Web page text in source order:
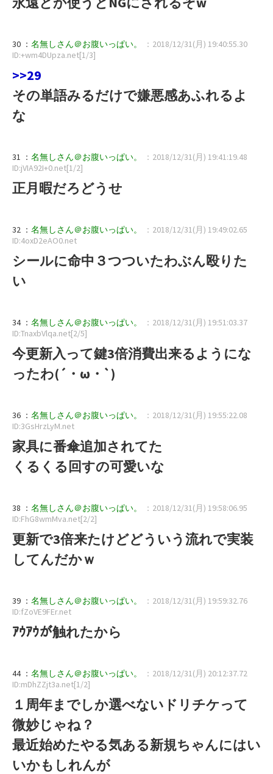
30 ： 名無しさん＠お腹いっぱい。
：2018/12/31(月) 19:40:55.30
ID:+wm4DUpza.net[1/3]
>>29
その単語みるだけで嫌悪感あふれるよ
な
31 ： 名無しさん＠お腹いっぱい。
：2018/12/31(月) 19:41:19.48
ID:jVIA92I+0.net[1/2]
正月暇だろどうせ
32 ： 名無しさん＠お腹いっぱい。
：2018/12/31(月) 19:49:02.65
ID:4oxD2eAO0.net
シールに命中３つついたわぶん殴りた
い
34 ： 名無しさん＠お腹いっぱい。
：2018/12/31(月) 19:51:03.37
ID:TnaxbVlqa.net[2/5]
今更新入って鍵3倍消費出来るようにな
ったわ(´・ω・`)
36 ： 名無しさん＠お腹いっぱい。
：2018/12/31(月) 19:55:22.08
ID:3GsHrzLyM.net
家具に番傘追加されてた
くるくる回すの可愛いな
38 ： 名無しさん＠お腹いっぱい。
：2018/12/31(月) 19:58:06.95
ID:FhG8wmMva.net[2/2]
更新で3倍来たけどどういう流れで実装
してんだかｗ
39 ： 名無しさん＠お腹いっぱい。
：2018/12/31(月) 19:59:32.76
ID:fZoVE9FEr.net
ｱｳｱｳが触れたから
44 ： 名無しさん＠お腹いっぱい。
：2018/12/31(月) 20:12:37.72
ID:mDhZZjt3a.net[1/2]
１周年までしか選べないドリチケって
微妙じゃね？
最近始めたやる気ある新規ちゃんにはい
いかもしれんが